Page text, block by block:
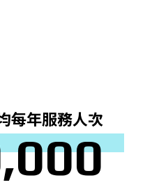
每年服務人次
,000